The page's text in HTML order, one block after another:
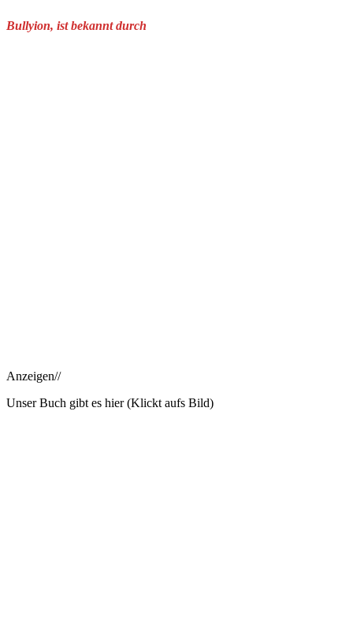
Bullyion, ist bekannt durch
Anzeigen//
Unser Buch gibt es hier (Klickt aufs Bild)